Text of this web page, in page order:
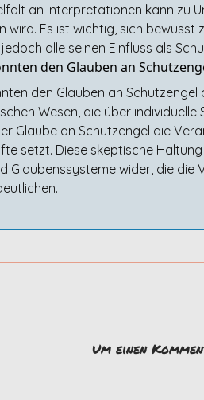
an Interpretationen kann zu
Es ist wichtig, sich bewusst
alle seinen Einfluss als
den Glauben an
den Glauben an
Wesen, die über
Glaube an Schutzengel die
setzt. Diese skeptische
Glaubenssysteme wider, die
Um einen